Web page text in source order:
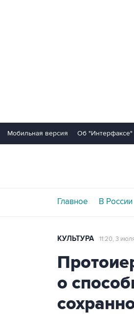
Мобильная версия Об "Интерфаксе"
Главное В России
КУЛЬТУРА 11:20, 3
о